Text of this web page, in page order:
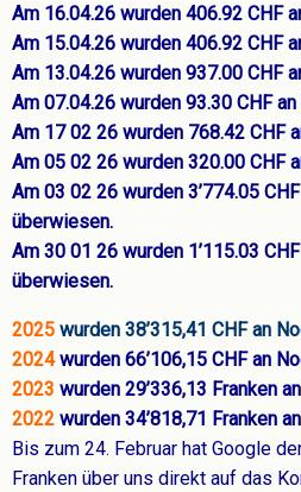
Am 16.04.26 wurden 406.92 CHF
Am 15.04.26 wurden 406.92 CHF
Am 13.04.26 wurden 937.00 CHF
Am 07.04.26 wurden 93.30 CHF
Am 17 02 26 wurden 768.42 CHF
Am 05 02 26 wurden 320.00 CHF
Am 03 02 26 wurden 3’774.05
überwiesen.
Am 30 01 26 wurden 1’115.03
überwiesen.
2025 wurden 38’315,41 CHF an
2024wurden 66’106,15 CHF an
2023 wurden 29’336,13 Franken
2022 wurden 34’818,71 Franken
Bis zum 24. Februar hat Google
Franken über uns direkt auf das